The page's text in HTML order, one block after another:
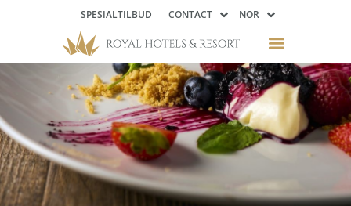
SPESIALTILBUD CONTACT NOR
SPA OG BITE 2025.